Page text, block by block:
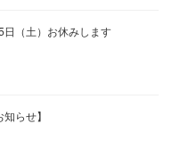
日（土）お休みします
らせ】